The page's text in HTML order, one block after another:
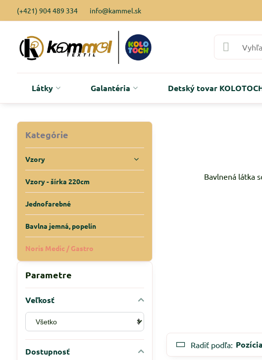
(+421) 904 489 334 info@kammel.sk
Látky Galantéria Detský tovar
Bavlnená látka
Radiť podľa: Pozícia
Parametre
Veľkosť
Dostupnosť
Kategórie
Vzory
Vzory - šírka 220cm
Jednofarebné
Bavlna jemná, popelín
Noris Medic / Gastro